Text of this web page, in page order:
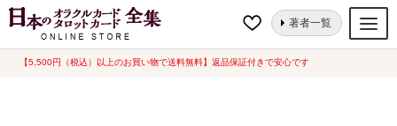
【5,500円（税込）以上のお買い物で送料無料】返品保証付きで安心です
ナ
コ
著者一覧
オラクルカード
ホーム “ギフト”にタグ付けされた商品